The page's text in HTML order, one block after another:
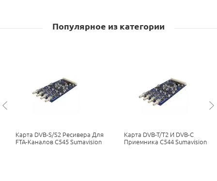
Популярное из категории
Карта DVB-S/S2 Ресивера Для
FTA-Каналов C545 Sumavision
Карта DVB-T/T2 И DVB-C
Приемника C544 Sumavision